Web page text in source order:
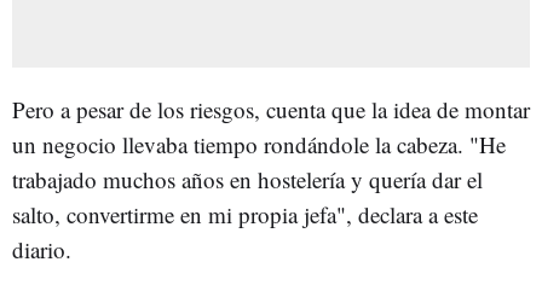
Pero a pesar de los riesgos, cuenta que la idea de montar
un negocio llevaba tiempo rondándole la cabeza. "He
trabajado muchos años en hostelería y quería dar el
salto, convertirme en mi propia jefa", declara a este
diario.